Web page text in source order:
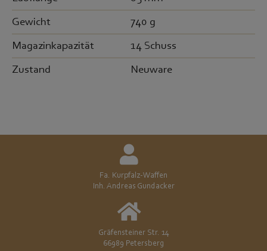
Gewicht 740 g
Magazinkapazität 14 Schuss
Zustand Neuware
Fa. Kurpfalz-Waffen
Inh. Andreas Gundacker
Gräfensteiner Str. 14
66989 Petersberg